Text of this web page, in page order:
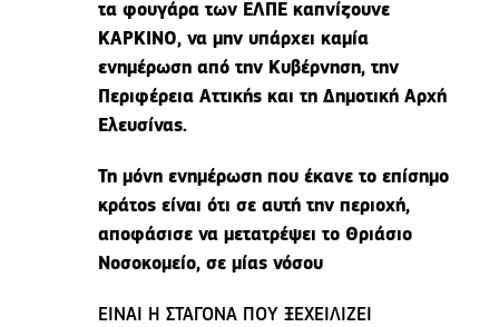
τα φουγάρα των ΕΛΠΕ καπνίζουνε
ΚΑΡΚΙΝΟ, να μην υπάρχει καμία
ενημέρωση από την Κυβέρνηση, την
Περιφέρεια Αττικής και τη Δημοτική Αρχή
Ελευσίνας.
Τη μόνη ενημέρωση που έκανε το επίσημο
κράτος είναι ότι σε αυτή την περιοχή,
αποφάσισε να μετατρέψει το Θριάσιο
Νοσοκομείο, σε μίας νόσου
ΕΙΝΑΙ Η ΣΤΑΓΟΝΑ ΠΟΥ ΞΕΧΕΙΛΙΖΕΙ